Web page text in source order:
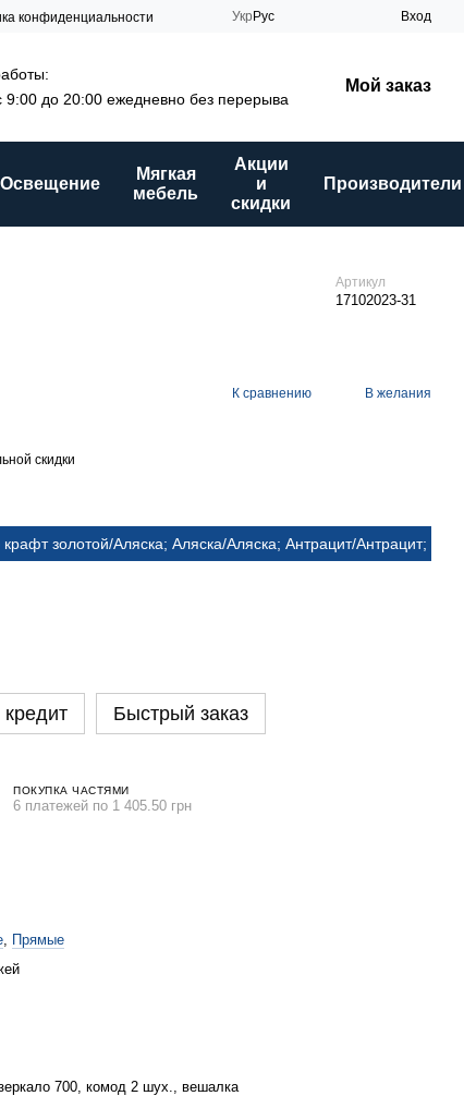
конфиденциальности Укр Рус Вход
9:00 до 20:00 ежедневно без перерыва
Мой заказ
Освещение
Мягкая
мебель
Акции
и
скидки
Производители
Артикул
17102023-31
К сравнению В желания
скидки
золотой/Аляска; Аляска/Аляска; Антрацит/Антрацит;
кредит Быстрый заказ
ПОКУПКА ЧАСТЯМИ
6 платежей по 1 405.50 грн
, Прямые
700, комод 2 шух., вешалка